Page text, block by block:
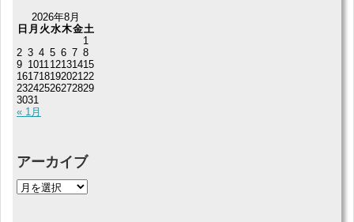
2026年8月
日 月 火水木金土
« 1月
1
2 3 4 5 6 7 8
9 1011 12131415
161718192021 22
23242526272829
3031
アーカイブ